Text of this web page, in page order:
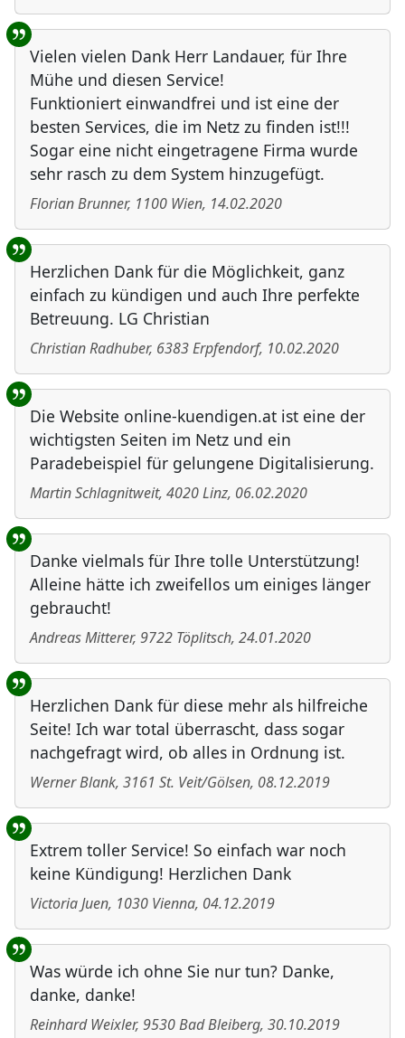
Vielen vielen Dank Herr Landauer, für Ihre
Mühe und diesen Service!
Funktioniert einwandfrei und ist eine der
besten Services, die im Netz zu finden ist!!!
Sogar eine nicht eingetragene Firma wurde
sehr rasch zu dem System hinzugefügt.
Florian Brunner, 1100 Wien, 14.02.2020
Herzlichen Dank für die Möglichkeit, ganz
einfach zu kündigen und auch Ihre perfekte
Betreuung. LG Christian
Christian Radhuber, 6383Erpfendorf, 10.02.2020
Die Website online-kuendigen.at ist eine der
wichtigsten Seiten im Netz und ein
Paradebeispiel für gelungene Digitalisierung.
Martin Schlagnitweit, 4020Linz, 06.02.2020
Danke vielmals für Ihre tolle Unterstützung!
Alleine hätte ich zweifellos um einiges länger
gebraucht!
Andreas Mitterer, 9722 Töplitsch, 24.01.2020
Herzlichen Dank für diese mehr als hilfreiche
Seite! Ich war total überrascht, dass sogar
nachgefragt wird, ob alles in Ordnung ist.
Werner Blank, 3161 St. Veit/Gölsen, 08.12.2019
Extrem toller Service! So einfach war noch
keine Kündigung! Herzlichen Dank
Victoria Juen, 1030 Vienna, 04.12.2019
Was würde ich ohne Sie nur tun? Danke,
danke, danke!
Reinhard Weixler, 9530Bad Bleiberg, 30.10.2019